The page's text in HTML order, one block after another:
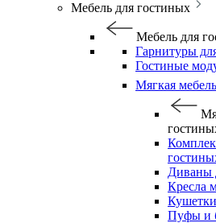
Мебель для гостиных
Мебель для
Гарнитуры
Гостиные
Мягкая
Диваны
Кресла
Пуфы и